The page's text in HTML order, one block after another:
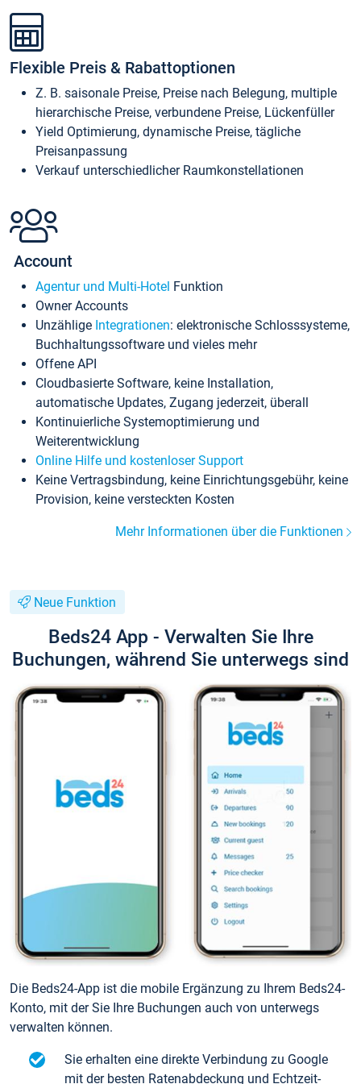
Flexible Preis & Rabattoptionen
Z. B. saisonale Preise, Preise nach Belegung, multiple
hierarchische Preise, verbundene Preise, Lückenfüller
Yield Optimierung, dynamische Preise, tägliche
Preisanpassung
Verkauf unterschiedlicher Raumkonstellationen
Account
Agentur und Multi-Hotel Funktion
Owner Accounts
Unzählige Integrationen: elektronische Schlosssysteme,
Buchhaltungssoftware und vieles mehr
Offene API
Cloudbasierte Software, keine Installation,
automatische Updates, Zugang jederzeit, überall
Kontinuierliche Systemoptimierung und
Weiterentwicklung
Online Hilfe und kostenloser Support
Keine Vertragsbindung, keine Einrichtungsgebühr, keine
Provision, keine versteckten Kosten
Mehr Informationen über die Funktionen
Neue Funktion
Beds24 App - Verwalten Sie Ihre
Buchungen, während Sie unterwegs sind
Die Beds24-App ist die mobile Ergänzung zu Ihrem Beds24-
Konto, mit der Sie Ihre Buchungen auch von unterwegs
verwalten können.
Sie erhalten eine direkte Verbindung zu Google
mit der besten Ratenabdeckung und Echtzeit-